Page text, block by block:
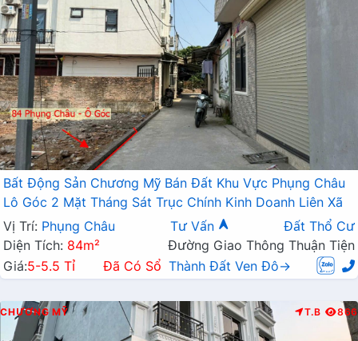
Bất Động Sản Chương Mỹ Bán Đất Khu Vực Phụng Châu
Lô Góc 2 Mặt Tháng Sát Trục Chính Kinh Doanh Liên Xã
Vị Trí: Phụng Châu Tư Vấn
Đất Thổ Cư
Diện Tích: 84m²
Đường Giao Thông Thuận Tiện
Giá:5-5.5 Tỉ Đã Có Sổ Thành Đất Ven Đô→
CHƯƠNG MỸ T.B 866